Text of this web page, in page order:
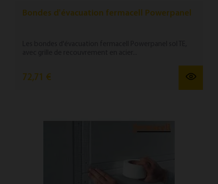
Bondes d'évacuation fermacell Powerpanel
72,71 €